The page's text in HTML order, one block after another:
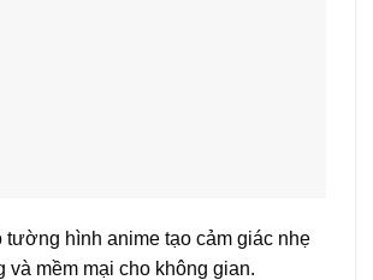
tường hình anime tạo cảm giác nhẹ
và mềm mại cho không gian.